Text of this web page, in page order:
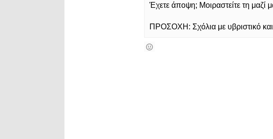
Έχετε άποψη; Μοιραστείτε τη μαζί
ΠΡΟΣΟΧΗ: Σχόλια με υβριστικό